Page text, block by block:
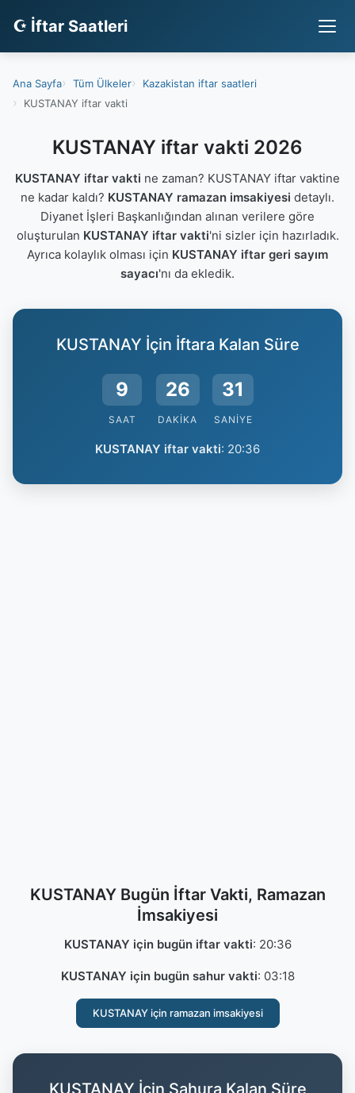
☪ İftar Saatleri
Ana Sayfa Tüm Ülkeler
Kazakistan iftar saatleri
KUSTANAY iftar vakti
KUSTANAY iftar vakti 2026
KUSTANAY iftar vakti ne zaman? KUSTANAY iftar vaktine
ne kadar kaldı? KUSTANAY ramazan imsakiyesi detaylı.
Diyanet İşleri Başkanlığından alınan verilere göre
oluşturulan KUSTANAY iftar vakti'ni sizler için hazırladık.
Ayrıca kolaylık olması için KUSTANAY iftar geri sayım
sayacı'nı da ekledik.
KUSTANAY İçin İftara Kalan Süre
9
SAAT
26
DAKIKA
31
SANIYE
KUSTANAY iftar vakti: 20:36
KUSTANAY Bugün İftar Vakti, Ramazan
İmsakiyesi
KUSTANAY için bugün iftar vakti: 20:36
KUSTANAY için bugün sahur vakti: 03:18
KUSTANAY için ramazan imsakiyesi
KUSTANAY İçin Sahura Kalan Süre